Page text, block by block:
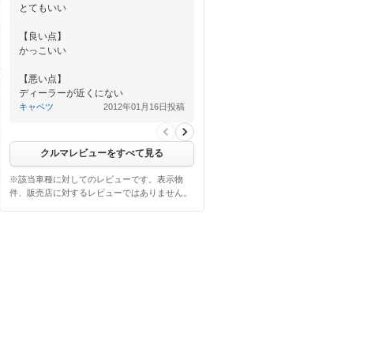
とてもいい
【良い点】
かっこいい
【悪い点】
ディーラーが近くにない
キャベツ 2012年01月16日投稿
クルマレビューをすべて見る
※該当車種に対してのレビューです。表示物
件、販売店に対するレビューではありません。